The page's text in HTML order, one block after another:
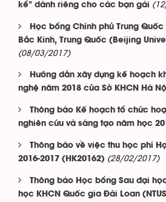
kể" dành riêng cho các bạn gái
Học bổng Chính phủ Trung
Bắc Kinh, Trung Quốc (Beijing
(08/03/2017)
Hướng dẫn xây dựng kế hoạch
nghệ năm 2018 của Sở KHCN Hà
Thông báo Kế hoạch tổ chức
nghiên cứu và sáng tạo năm học
Thông báo về việc thu học phí
2016-2017 (HK20162) (28/02/2017)
Thông báo Học bổng Sau đại
học KHCN Quốc gia Đài Loan